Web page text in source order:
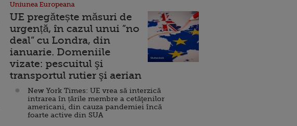
Uniunea Europeana
UE pregătește măsuri de
urgență, în cazul unui ”no
deal” cu Londra, din
ianuarie. Domeniile
vizate: pescuitul şi
transportul rutier şi aerian
New York Times: UE vrea să interzică
intrarea în țările membre a cetăţenilor
americani, din cauza pandemiei încă
foarte active din SUA